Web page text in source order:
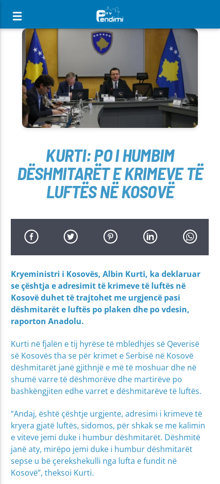
[There are no radio stations in the database]
KURTI: PO I HUMBIM
DËSHMITARËT E KRIMEVE TË
LUFTËS NË KOSOVË
Kryeministri i Kosovës, Albin Kurti, ka deklaruar
se çështja e adresimit të krimeve të luftës në
Kosovë duhet të trajtohet me urgjencë pasi
dëshmitarët e luftës po plaken dhe po vdesin,
raporton Anadolu.
Kurti në fjalën e tij hyrëse të mbledhjes së Qeverisë
së Kosovës tha se për krimet e Serbisë në Kosovë
dëshmitarët janë gjithnjë e më të moshuar dhe në
shumë varre të dëshmorëve dhe martirëve po
bashkëngjiten edhe varret e dëshmitarëve të luftës.
“Andaj, është çështje urgjente, adresimi i krimeve të
kryera gjatë luftës, sidomos, për shkak se me kalimin
e viteve jemi duke i humbur dëshmitarët. Dëshmitë
janë aty, mirëpo jemi duke i humbur dëshmitarët
sepse u bë çerekshekulli nga lufta e fundit në
Kosovë”, theksoi Kurti.